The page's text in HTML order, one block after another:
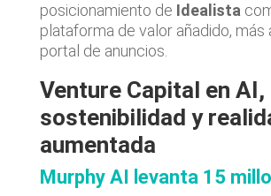
posicionamiento de Idealista
plataforma de valor añadido, más
portal de anuncios.
Venture Capital en AI,
sostenibilidad y
aumentada
Murphy AI levanta 15